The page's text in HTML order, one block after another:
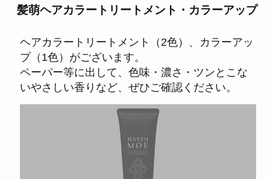
髪萌ヘアカラートリートメント・カラーアップ
ヘアカラートリートメント（2色）、カラーアッ
プ（1色）がございます。
ペーパー等に出して、色味・濃さ・ツンとこな
いやさしい香りなど、ぜひご確認ください。